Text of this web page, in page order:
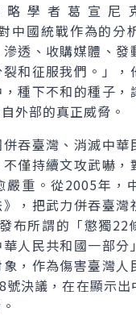
學者葛宣尼
中國統戰作為的分
透、收購媒體、發
和征服我們。」，
種下不和的種子，
外部的真正威脅。
吞臺灣、消滅中華
僅持續文攻武嚇，
嚴重。從2005年，
》，把武力併吞臺灣
布所謂的「懲獨22
人民共和國一部分
，作為傷害臺灣人
號決議，在在顯示出